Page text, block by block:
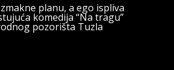
planu, a ego ispliva
komedija “Na tragu”
pozorišta Tuzla